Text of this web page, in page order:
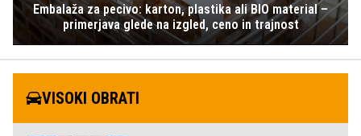
Embalaža za pecivo: karton, plastika ali BIO material –
primerjava glede na izgled, ceno in trajnost
VISOKI OBRATI